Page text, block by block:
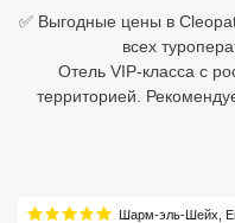
✅ Выгодные цены в
всех
Отель VIP-класса с
территорией.
Шарм-эль-Шейх
Шри Ланка
Бали
Северный Гоа